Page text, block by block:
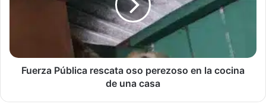
de
unaFuerza Pública rescata oso perezoso en la cocina
de una casa